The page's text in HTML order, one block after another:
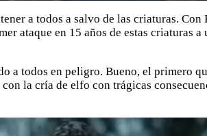
a todos a salvo de las criaturas.
ataque en 15 años de estas criaturas
a todos en peligro. Bueno, el primero
la cría de elfo con trágicas